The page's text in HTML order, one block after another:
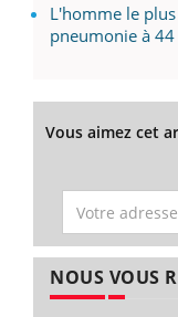
L'homme le
pneumonie à 44
Vous aimez cet
NOUS VOUS